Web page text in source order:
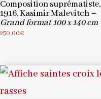
Composition suprématiste,
1916, Kasimir Malevitch –
Grand format 100 x 140 cm
250,00€